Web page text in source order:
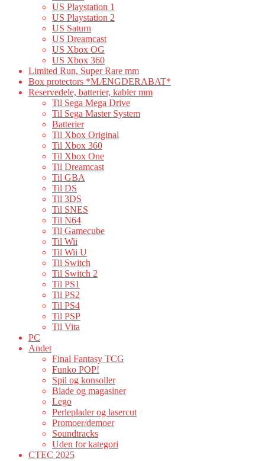
US Playstation 1
US Playstation 2
US Saturn
US Dreamcast
US Xbox OG
US Xbox 360
Limited Run, Super Rare mm
Box protectors *MÆNGDERABAT*
Reservedele, batterier, kabler mm
Til Sega Mega Drive
Til Sega Master System
Batterier
Til Xbox Original
Til Xbox 360
Til Xbox One
Til Dreamcast
Til GBA
Til DS
Til 3DS
Til SNES
Til N64
Til Gamecube
Til Wii
Til Wii U
Til Switch
Til Switch 2
Til PS1
Til PS2
Til PS4
Til PSP
Til Vita
PC
Andet
Final Fantasy TCG
Funko POP!
Spil og konsoller
Blade og magasiner
Lego
Perleplader og lasercut
Promoer/demoer
Soundtracks
Uden for kategori
CTEC 2025